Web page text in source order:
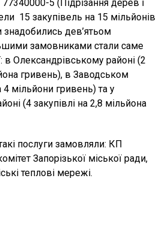
5 (Підрізання дерев і
15 закупівель на 15 мільйонів
знадобились дев’ятьом
замовниками стали саме
в Олександрівському районі (2
гривень), в Заводськом
4 мільйони гривень) та у
(4 закупівлі на 2,8 мільйона
послуги замовляли: КП
Запорізької міської ради,
теплові мережі.